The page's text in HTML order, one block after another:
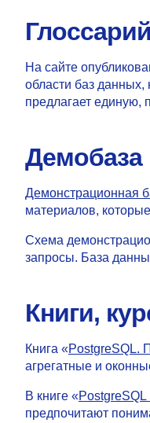
Глоссарий
На сайте
области баз данных,
предлагает единую,
Демобаза
Демонстрационная
материалов,
Схема
запросы. База
Книги,
Книга «PostgreSQL.
агрегатные и
В книге «PostgreSQL
предпочитают